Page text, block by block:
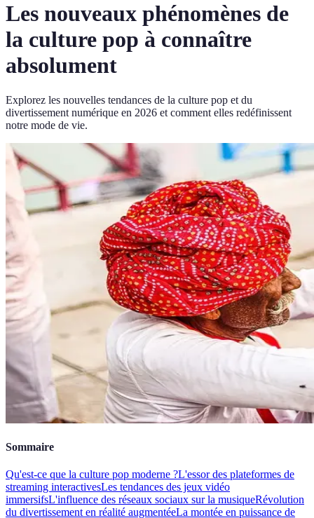
Les nouveaux phénomènes de
la culture pop à connaître
absolument
Explorez les nouvelles tendances de la culture pop et du
divertissement numérique en 2026 et comment elles redéfinissent
notre mode de vie.
Sommaire
Qu'est-ce que la culture pop moderne ?L'essor des plateformes de
streaming interactivesLes tendances des jeux vidéo
immersifsL'influence des réseaux sociaux sur la musiqueRévolution
du divertissement en réalité augmentéeLa montée en puissance de